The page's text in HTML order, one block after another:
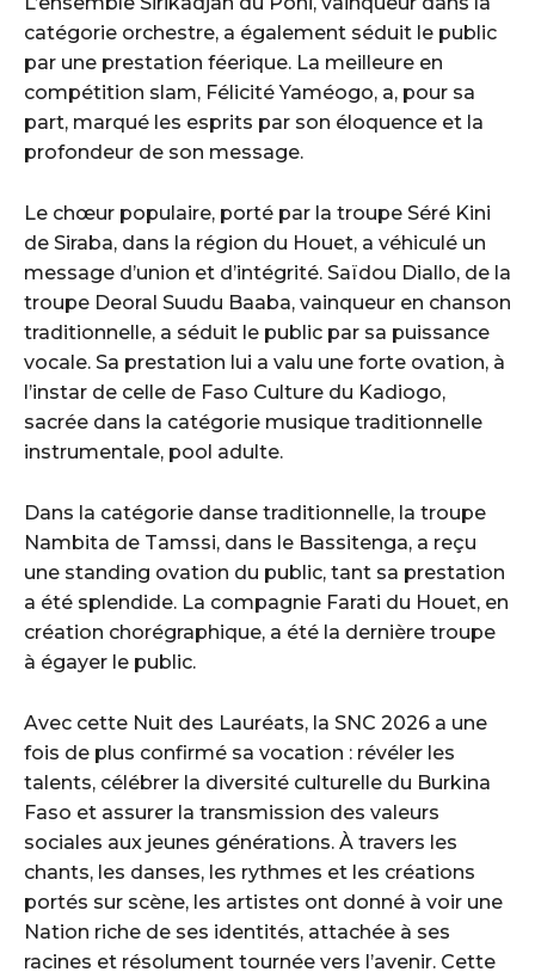
catégorie orchestre, a également séduit le public
par une prestation féerique. La meilleure en
compétition slam, Félicité Yaméogo, a, pour sa
part, marqué les esprits par son éloquence et la
profondeur de son message.
Le chœur populaire, porté par la troupe Séré Kini
de Siraba, dans la région du Houet, a véhiculé un
message d’union et d’intégrité. Saïdou Diallo, de la
troupe Deoral Suudu Baaba, vainqueur en chanson
traditionnelle, a séduit le public par sa puissance
vocale. Sa prestation lui a valu une forte ovation, à
l’instar de celle de Faso Culture du Kadiogo,
sacrée dans la catégorie musique traditionnelle
instrumentale, pool adulte.
Dans la catégorie danse traditionnelle, la troupe
Nambita de Tamssi, dans le Bassitenga, a reçu
une standing ovation du public, tant sa prestation
a été splendide. La compagnie Farati du Houet, en
création chorégraphique, a été la dernière troupe
à égayer le public.
Avec cette Nuit des Lauréats, la SNC 2026 a une
fois de plus confirmé sa vocation : révéler les
talents, célébrer la diversité culturelle du Burkina
Faso et assurer la transmission des valeurs
sociales aux jeunes générations. À travers les
chants, les danses, les rythmes et les créations
portés sur scène, les artistes ont donné à voir une
Nation riche de ses identités, attachée à ses
racines et résolument tournée vers l’avenir. Cette